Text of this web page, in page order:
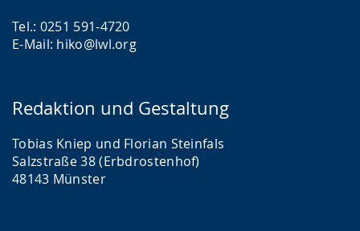
Tel.: 0251 591-4720
E-Mail: hiko@lwl.org
Redaktion und Gestaltung
Tobias Kniep und Florian Steinfals
Salzstraße 38 (Erbdrostenhof)
48143 Münster